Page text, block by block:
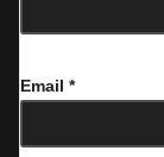
Email *